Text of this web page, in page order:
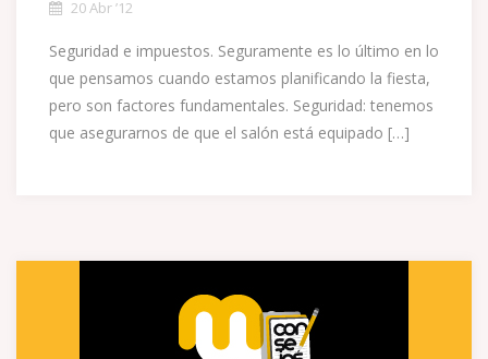
20 Abr ’12
Seguridad e impuestos. Seguramente es lo último en lo
que pensamos cuando estamos planificando la fiesta,
pero son factores fundamentales. Seguridad: tenemos
que asegurarnos de que el salón está equipado […]